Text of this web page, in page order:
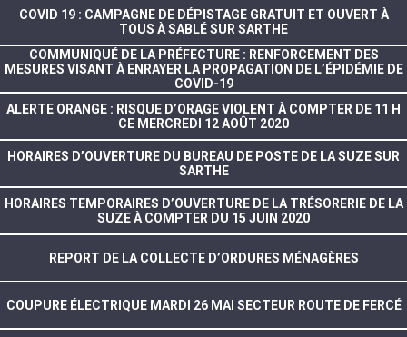
COVID 19 : CAMPAGNE DE DÉPISTAGE GRATUIT ET OUVERT À
TOUS À SABLÉ SUR SARTHE
COMMUNIQUÉ DE LA PRÉFECTURE : RENFORCEMENT DES
MESURES VISANT À ENRAYER LA PROPAGATION DE L’ÉPIDÉMIE DE
COVID-19
ALERTE ORANGE : RISQUE D’ORAGE VIOLENT À COMPTER DE 11 H
CE MERCREDI 12 AOÛT 2020
HORAIRES D’OUVERTURE DU BUREAU DE POSTE DE LA SUZE SUR
SARTHE
HORAIRES TEMPORAIRES D’OUVERTURE DE LA TRÉSORERIE DE LA
SUZE À COMPTER DU 15 JUIN 2020
REPORT DE LA COLLECTE D’ORDURES MÉNAGÈRES
COUPURE ÉLECTRIQUE MARDI 26 MAI SECTEUR ROUTE DE FERCÉ